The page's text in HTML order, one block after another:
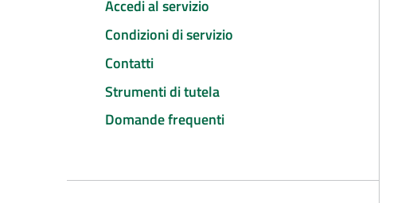
Accedi al servizio
Condizioni di servizio
Contatti
Strumenti di tutela
Domande frequenti